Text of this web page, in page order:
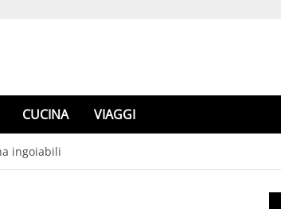
CUCINA VIAGGI
ingoiabili